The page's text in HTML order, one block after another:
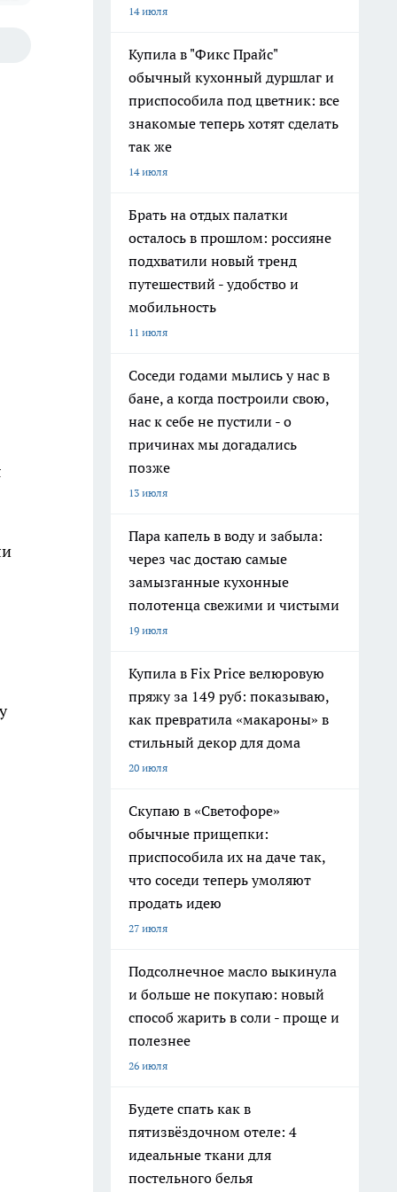
14 июля
Купила в "Фикс Прайс"
обычный кухонный дуршлаг и
приспособила под цветник: все
знакомые теперь хотят сделать
так же
14 июля
Брать на отдых палатки
осталось в прошлом: россияне
подхватили новый тренд
путешествий - удобство и
мобильность
11 июля
Соседи годами мылись у нас в
бане, а когда построили свою,
нас к себе не пустили - о
причинах мы догадались
позже
13 июля
Пара капель в воду и забыла:
через час достаю самые
замызганные кухонные
полотенца свежими и чистыми
19 июля
Купила в Fix Price велюровую
пряжу за 149 руб: показываю,
как превратила «макароны» в
стильный декор для дома
20 июля
Скупаю в «Светофоре»
обычные прищепки:
приспособила их на даче так,
что соседи теперь умоляют
продать идею
27 июля
Подсолнечное масло выкинула
и больше не покупаю: новый
способ жарить в соли - проще и
полезнее
26 июля
Будете спать как в
пятизвёздочном отеле: 4
идеальные ткани для
постельного белья